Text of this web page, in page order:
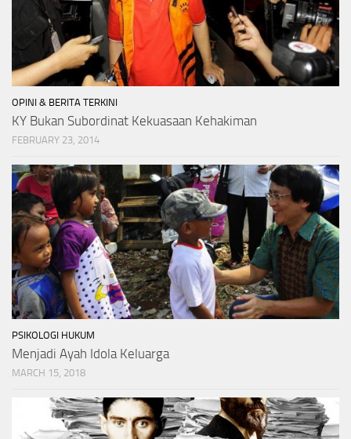
OPINI & BERITA TERKINI
KY Bukan Subordinat Kekuasaan Kehakiman
FEBRUARY 23, 2014
PSIKOLOGI HUKUM
Menjadi Ayah Idola Keluarga
MARCH 15, 2018